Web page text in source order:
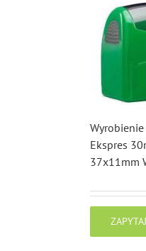
Ekspres
37x11mm